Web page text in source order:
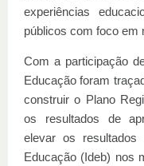
experiências
públicos com foco em
Com a participação
Educação foram
construir o Plano
os resultados de
elevar os resultados
Educação (Ideb) nos